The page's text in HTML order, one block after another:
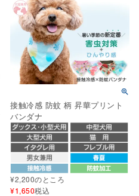
接触冷感 防蚊 柄 昇華プリント
バンダナ
¥2,200のところ
¥1,650税込